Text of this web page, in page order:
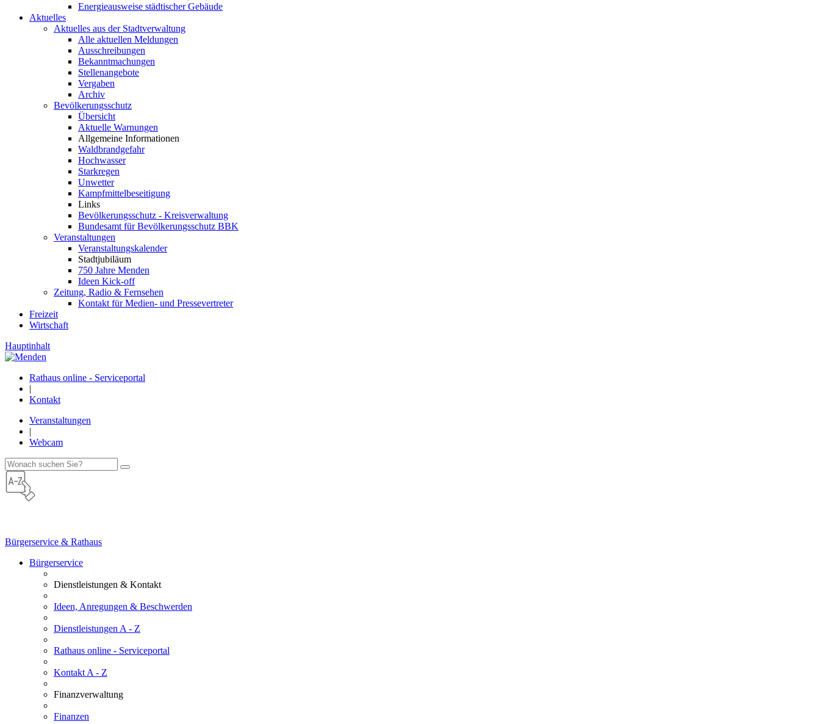
Energieausweise städtischer Gebäude
Aktuelles
Aktuelles aus der Stadtverwaltung
Alle aktuellen Meldungen
Ausschreibungen
Bekanntmachungen
Stellenangebote
Vergaben
Archiv
Bevölkerungsschutz
Übersicht
Aktuelle Warnungen
Allgemeine Informationen
Waldbrandgefahr
Hochwasser
Starkregen
Unwetter
Kampfmittelbeseitigung
Links
Bevölkerungsschutz - Kreisverwaltung
Bundesamt für Bevölkerungsschutz BBK
Veranstaltungen
Veranstaltungskalender
Stadtjubiläum
750 Jahre Menden
Ideen Kick-off
Zeitung, Radio & Fernsehen
Kontakt für Medien- und Pressevertreter
Freizeit
Wirtschaft
Hauptinhalt
Rathaus online - Serviceportal
|
Kontakt
Veranstaltungen
|
Webcam
Bürgerservice & Rathaus
Bürgerservice
Dienstleistungen & Kontakt
Ideen, Anregungen & Beschwerden
Dienstleistungen A - Z
Rathaus online - Serviceportal
Kontakt A - Z
Finanzverwaltung
Finanzen